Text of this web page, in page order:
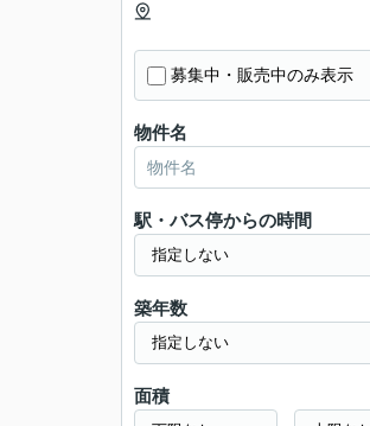
募集中・販売中のみ表示
物件名
駅・バス停からの時間
築年数
面積